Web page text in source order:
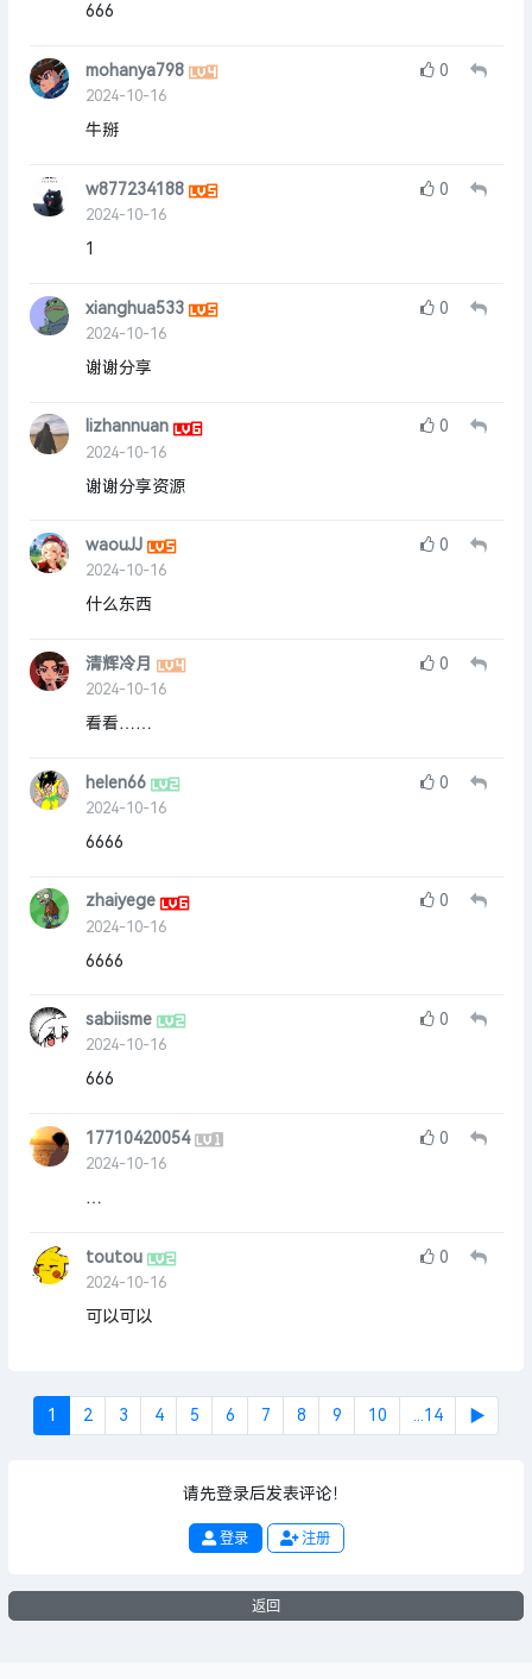
666
mohanya798
2024-10-16
0
牛掰
w877234188
2024-10-16
0
1
xianghua533
2024-10-16
0
谢谢分享
lizhannuan
2024-10-16
0
谢谢分享资源
waouJJ
2024-10-16
0
什么东西
清辉冷月
2024-10-16
0
看看……
helen66
2024-10-16
0
6666
zhaiyege
2024-10-16
0
6666
sabiisme
2024-10-16
0
666
17710420054
2024-10-16
0
…
toutou
2024-10-16
0
可以可以
1 2 3 4 5 6 7 8 9 10 ...14 ▶
请先登录后发表评论！
登录 注册
返回